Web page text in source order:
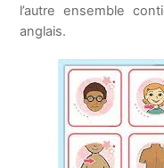
l’autre ensemble
anglais.